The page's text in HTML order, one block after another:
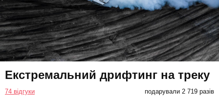
Екстремальний дрифтинг на треку
74 відгуки подарували 2 719 разів